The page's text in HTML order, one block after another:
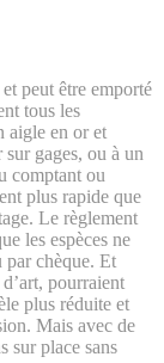
peut être emporté
tous les
aigle en or et
gages, ou à un
comptant ou
plus rapide que
Le règlement
les espèces ne
par chèque. Et
pourraient
plus réduite et
Mais avec de
sur place sans